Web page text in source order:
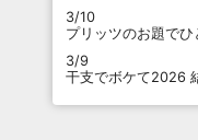
3/10
プリッツのお題で
3/9
干支でボケて2026